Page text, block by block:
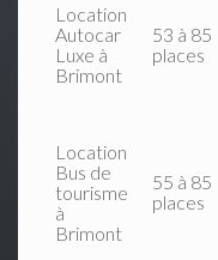
Location
Autocar
Luxe à
Brimont
53 à 85
places
Location
Bus de
tourisme
à
Brimont
55 à 85
places